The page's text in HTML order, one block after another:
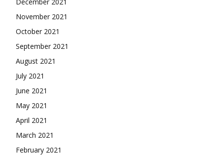
November 2021
October 2021
September 2021
August 2021
July 2021
June 2021
May 2021
April 2021
March 2021
February 2021